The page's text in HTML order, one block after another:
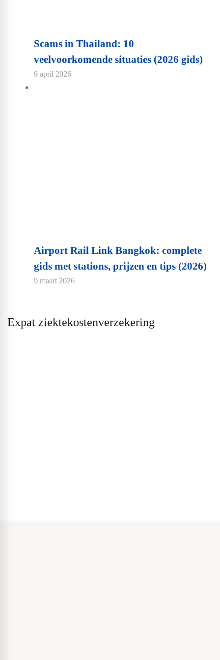
Scams in Thailand: 10
veelvoorkomende situaties (2026 gids)
9 april 2026
Airport Rail Link Bangkok: complete
gids met stations, prijzen en tips (2026)
9 maart 2026
Expat ziektekostenverzekering